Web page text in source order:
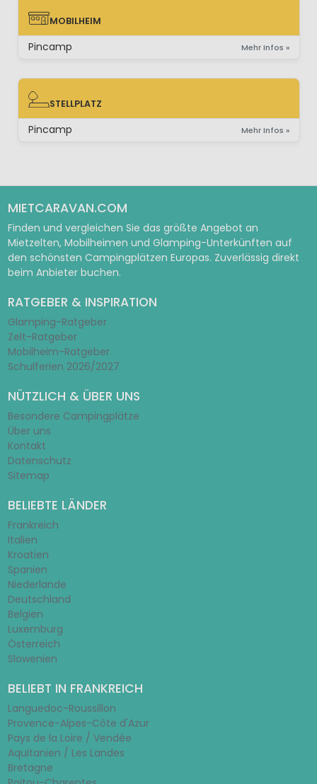
MOBILHEIM
MOBILHEIM
Pincamp Mehr Infos »
STELLPLATZ
STELLPLATZ
Pincamp Mehr Infos »
MIETCARAVAN.COM
Finden und vergleichen Sie das größte Angebot an
Mietzelten, Mobilheimen und Glamping-Unterkünften auf
den schönsten Campingplätzen Europas. Zuverlässig direkt
beim Anbieter buchen.
RATGEBER & INSPIRATION
Glamping-Ratgeber
Zelt-Ratgeber
Mobilheim-Ratgeber
Schulferien 2026/2027
NÜTZLICH & ÜBER UNS
Besondere Campingplätze
Über uns
Kontakt
Datenschutz
Sitemap
BELIEBTE LÄNDER
Frankreich
Italien
Kroatien
Spanien
Niederlande
Deutschland
Belgien
Luxemburg
Österreich
Slowenien
BELIEBT IN FRANKREICH
Languedoc-Roussillon
Provence-Alpes-Côte d'Azur
Pays de la Loire / Vendée
Aquitanien / Les Landes
Bretagne